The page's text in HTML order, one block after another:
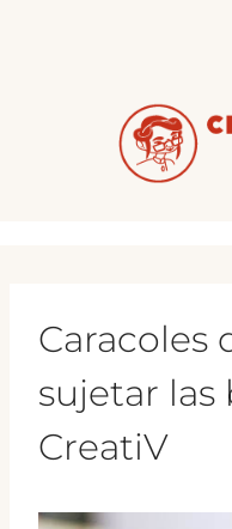
Caracoles
sujetar las
CreatiV